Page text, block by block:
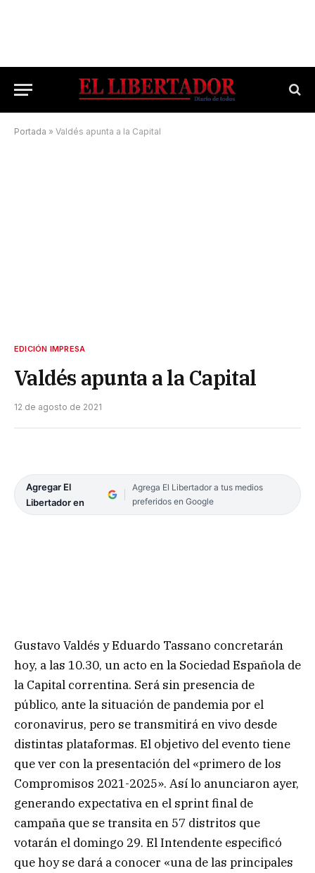
Portada » Valdés apunta a la Capital
EDICIÓN IMPRESA
Valdés apunta a la Capital
12 de agosto de 2021
Agregar El
Libertador en
Agrega El Libertador a tus medios
preferidos en Google
Gustavo Valdés y Eduardo Tassano concretarán
hoy, a las 10.30, un acto en la Sociedad Española de
la Capital correntina. Será sin presencia de
público, ante la situación de pandemia por el
coronavirus, pero se transmitirá en vivo desde
distintas plataformas. El objetivo del evento tiene
que ver con la presentación del «primero de los
Compromisos 2021-2025». Así lo anunciaron ayer,
generando expectativa en el sprint final de
campaña que se transita en 57 distritos que
votarán el domingo 29. El Intendente especificó
que hoy se dará a conocer «una de las principales